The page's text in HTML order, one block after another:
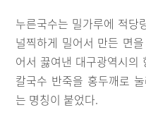
누른국수는 밀가루에 적당
널찍하게 밀어서 만든 면
어서 끓여낸 대구광역시의
칼국수 반죽을 홍두깨로
는 명칭이 붙었다.